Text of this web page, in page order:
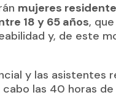
mujeres
18 y 65 años,
y, de este
y las asistentes
las 40 horas